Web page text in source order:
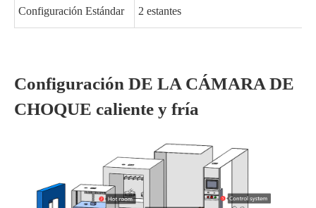
Configuración Estándar 2 estantes
Configuración DE LA CÁMARA DE
CHOQUE caliente y fría